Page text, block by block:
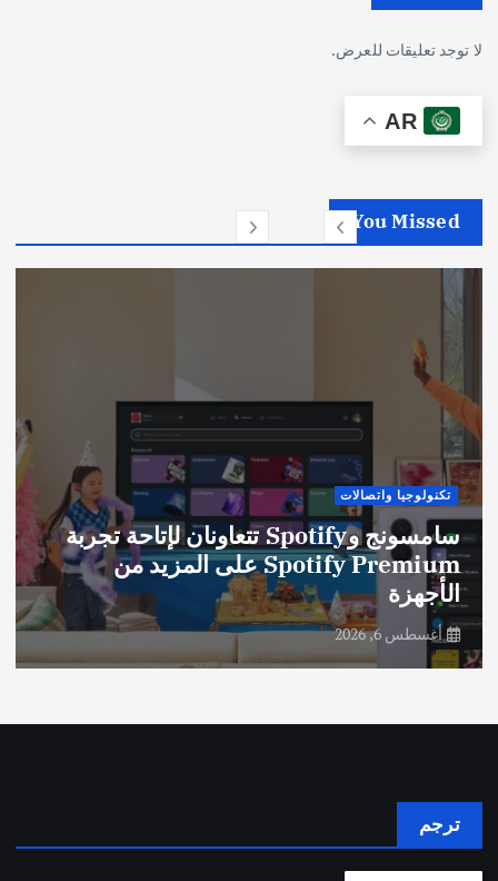
لا توجد تعليقات للعرض.
AR
You Missed
تكنولوجيا واتصالات
سامسونج وSpotify تتعاونان لإتاحة تجربة
Spotify Premium على المزيد من
الأجهزة
أغسطس 6, 2026
ترجم